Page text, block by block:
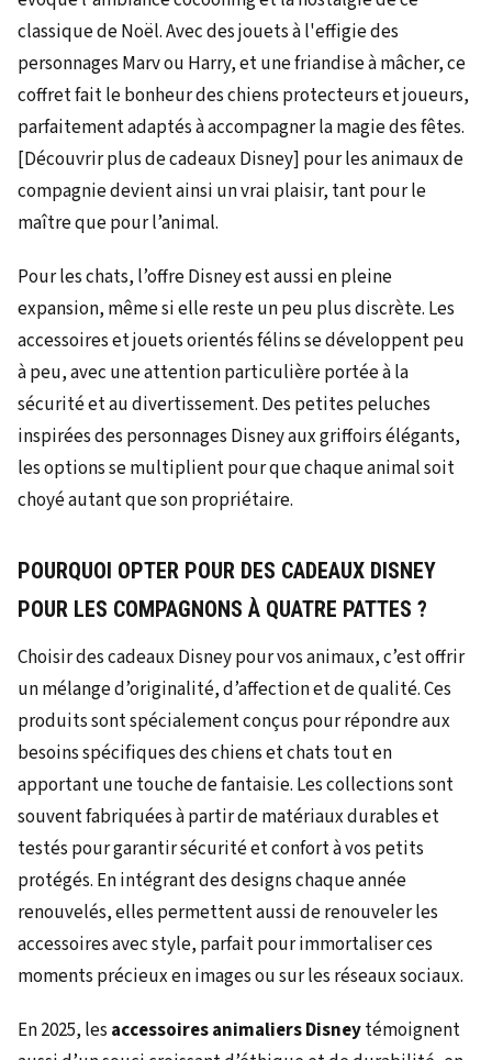
classique de Noël. Avec des jouets à l'effigie des
personnages Marv ou Harry, et une friandise à mâcher, ce
coffret fait le bonheur des chiens protecteurs et joueurs,
parfaitement adaptés à accompagner la magie des fêtes.
[Découvrir plus de cadeaux Disney] pour les animaux de
compagnie devient ainsi un vrai plaisir, tant pour le
maître que pour l’animal.
Pour les chats, l’offre Disney est aussi en pleine
expansion, même si elle reste un peu plus discrète. Les
accessoires et jouets orientés félins se développent peu
à peu, avec une attention particulière portée à la
sécurité et au divertissement. Des petites peluches
inspirées des personnages Disney aux griffoirs élégants,
les options se multiplient pour que chaque animal soit
choyé autant que son propriétaire.
POURQUOI OPTER POUR DES CADEAUX DISNEY
POUR LES COMPAGNONS À QUATRE PATTES ?
Choisir des cadeaux Disney pour vos animaux, c’est offrir
un mélange d’originalité, d’affection et de qualité. Ces
produits sont spécialement conçus pour répondre aux
besoins spécifiques des chiens et chats tout en
apportant une touche de fantaisie. Les collections sont
souvent fabriquées à partir de matériaux durables et
testés pour garantir sécurité et confort à vos petits
protégés. En intégrant des designs chaque année
renouvelés, elles permettent aussi de renouveler les
accessoires avec style, parfait pour immortaliser ces
moments précieux en images ou sur les réseaux sociaux.
En 2025, les accessoires animaliers Disneytémoignent